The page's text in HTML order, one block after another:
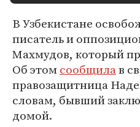
В Узбекистане
писатель и
Махмудов, который
Об этомсообщилав
правозащитница
словам, бывший
домой.